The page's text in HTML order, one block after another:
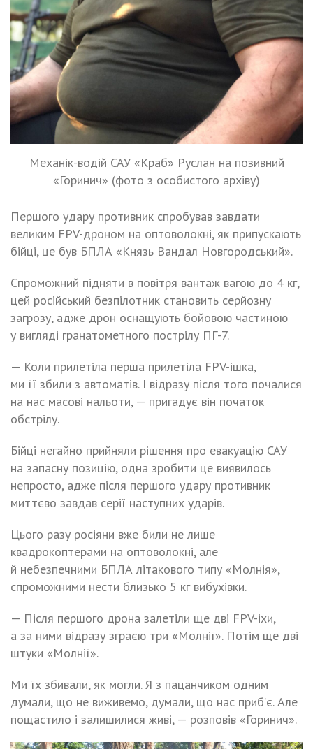
Механік-водій САУ «Краб» Руслан на позивний
«Горинич» (фото з особистого архіву)
Першого удару противник спробував завдати
великим FPV-дроном на оптоволокні, як припускають
бійці, це був БПЛА «Князь Вандал Новгородський».
Спроможний підняти в повітря вантаж вагою до 4 кг,
цей російський безпілотник становить серйозну
загрозу, адже дрон оснащують бойовою частиною
у вигляді гранатометного пострілу ПГ-7.
— Коли прилетіла перша прилетіла FPV-ішка,
ми її збили з автоматів. І відразу після того почалися
на нас масові нальоти, — пригадує він початок
обстрілу.
Бійці негайно прийняли рішення про евакуацію САУ
на запасну позицію, одна зробити це виявилось
непросто, адже після першого удару противник
миттєво завдав серії наступних ударів.
Цього разу росіяни вже били не лише
квадрокоптерами на оптоволокні, але
й небезпечними БПЛА літакового типу «Молнія»,
спроможними нести близько 5 кг вибухівки.
— Після першого дрона залетіли ще дві FPV-іхи,
а за ними відразу зграєю три «Молнії». Потім ще дві
штуки «Молнії».
Ми їх збивали, як могли. Я з пацанчиком одним
думали, що не виживемо, думали, що нас приб’є. Але
пощастило і залишилися живі, — розповів «Горинич».